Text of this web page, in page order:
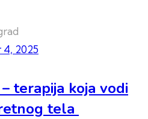
2025
terapija koja vodi
tela